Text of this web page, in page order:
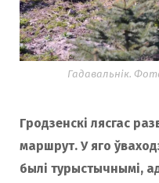
Гадавальнік.
Гродзенскі лясгас
маршрут. У яго
былі турыстычнымі,